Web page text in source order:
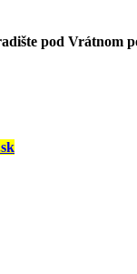
pod Vrátnom